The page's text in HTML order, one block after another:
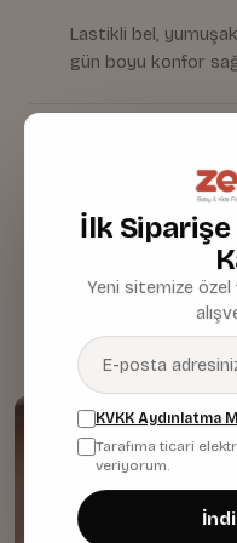
Lastikli bel,
gün boyu konfor
Bakım & Temizlik
İlk Siparişe
Yeni sitemize özel
KVKK Aydınlatma
Tarafıma ticari
veriyorum.